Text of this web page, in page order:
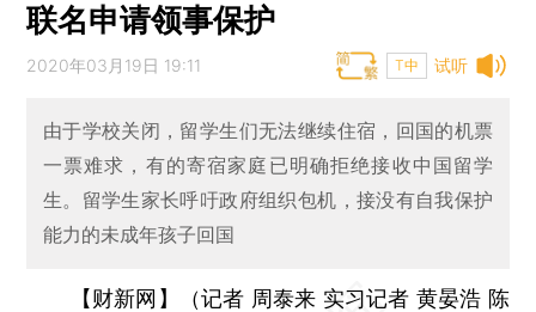
联名申请领事保护
试听
2020年03月19日 19:11 T中
由于学校关闭，留学生们无法继续住宿，回国的机票
一票难求，有的寄宿家庭已明确拒绝接收中国留学
生。留学生家长呼吁政府组织包机，接没有自我保护
能力的未成年孩子回国
【财新网】（记者 周泰来 实习记者 黄晏浩 陈